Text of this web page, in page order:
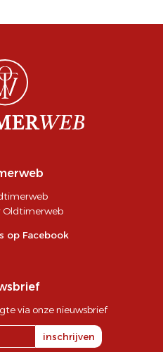
Oldtimerweb
op Facebook
via onze nieuwsbrief
inschrijven